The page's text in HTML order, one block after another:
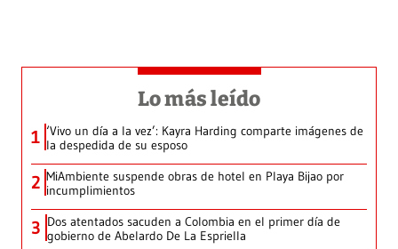
Lo más leído
1 ‘Vivo un día a la vez’: Kayra Harding comparte imágenes de
la despedida de su esposo
2 MiAmbiente suspende obras de hotel en Playa Bijao por
incumplimientos
3 Dos atentados sacuden a Colombia en el primer día de
gobierno de Abelardo De La Espriella